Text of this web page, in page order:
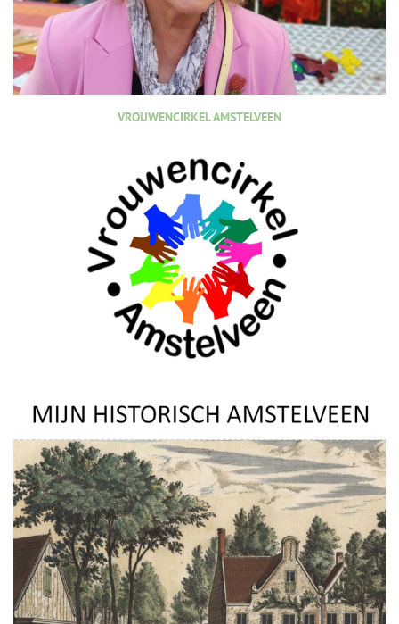
VROUWENCIRKEL AMSTELVEEN